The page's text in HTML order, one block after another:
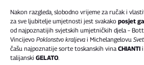
Nakon razgleda, slobodno vrijeme za ručak i
za sve ljubitelje umjetnosti jest svakako posjet
od najpoznatijih svjetskih umjetničkih djela –
Vincijevo Poklonstvo kraljeva i Michelangelovu
čašu najpoznatije sorte toskanskih vina CHIANTI
talijanski GELATO